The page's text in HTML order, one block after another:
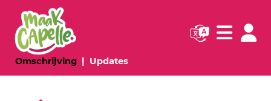
Omschrijving(huidige pagina)
Updates(huidige pagina)
Navigatie